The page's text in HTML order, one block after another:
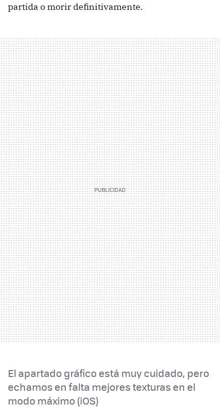
partida o morir definitivamente.
El apartado gráfico está muy cuidado, pero
echamos en falta mejores texturas en el
modo máximo (iOS)